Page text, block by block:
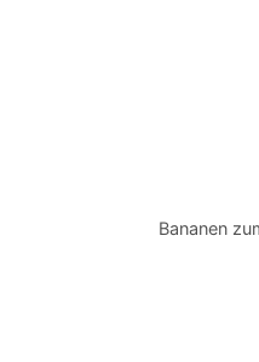
Bananen